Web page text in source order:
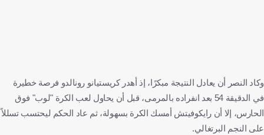
وكاد النصر أن يعادل النتيجة مبكرًا، إذ أهدر كريستيانو رونالدو فرصة خطيرة
في الدقيقة 54 بعد انفراده بالمرمى، قبل أن يحاول لعب الكرة "لوب" فوق
الحارس، إلا أن رايكوفيتش أمسك الكرة بسهولة، ثم عاد الحكم ليحتسب تسللاً
على النجم البرتغالي.